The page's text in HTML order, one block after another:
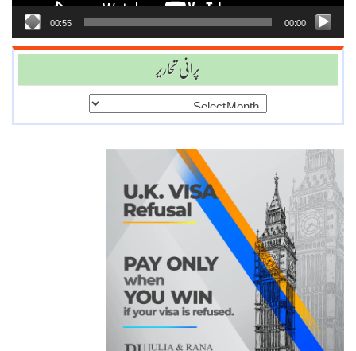
00:00
00:55
پرانی تحاریر